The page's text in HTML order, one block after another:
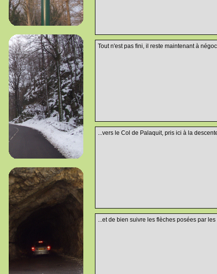
Tout n'est pas fini, il reste maintenant à
...vers le Col de Palaquit, pris ici à la
...et de bien suivre les flèches posées par